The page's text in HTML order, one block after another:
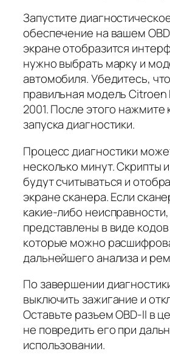
Запустите
обеспечение на вашем
экране отобразится
нужно выбрать марку и
автомобиля. Убедитесь,
правильная модель Citroen
2001. После этого нажмите
запуска диагностики.
Процесс диагностики
несколько минут. Скрипты
будут считываться и
экране сканера. Если
какие-либо
представлены в виде
которые можно
дальнейшего анализа и
По завершении
выключить зажигание и
Оставьте разъем OBD-II в
не повредить его при
использовании.